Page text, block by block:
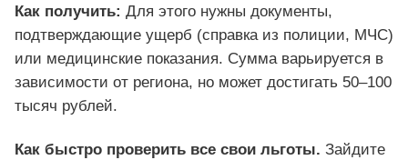
Как получить: Для этого нужны документы,
подтверждающие ущерб (справка из полиции, МЧС)
или медицинские показания. Сумма варьируется в
зависимости от региона, но может достигать 50–100
тысяч рублей.
Как быстро проверить все свои льготы. Зайдите